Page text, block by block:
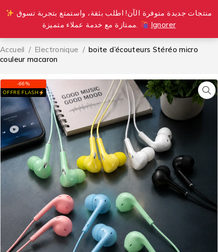
ممتازة مع خدمة عملاء متميزة.
Ignorer
0
Accueil / Electronique / boite d’écouteurs Stéréo micro
couleur macaron
-66%
OFFRE FLASH